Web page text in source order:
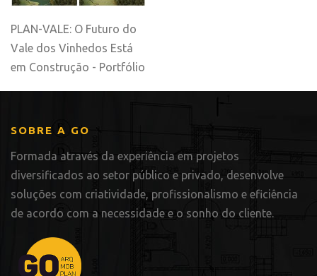
PLAN-VALE: O Futuro do
Vale dos Vinhedos Está
em Construção - Portfólio
SOBRE A GO
Formada através da experiência em projetos
diversificados ao setor público e privado, desenvolve
soluções com criatividade, profissionalismo e eficiência
de acordo com a necessidade e o sonho do cliente.